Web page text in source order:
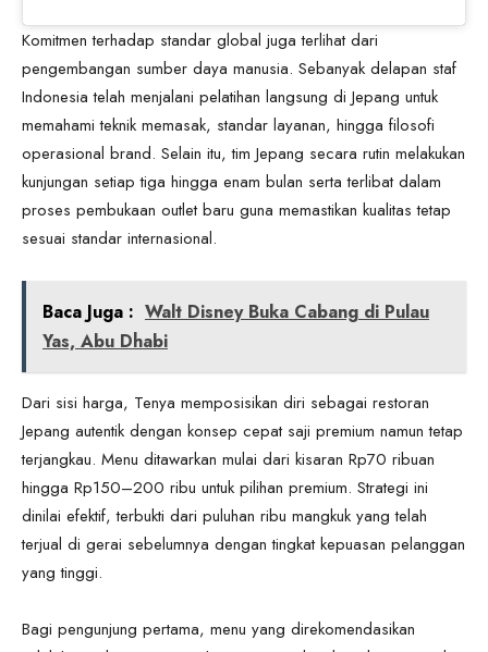
Komitmen terhadap standar global juga terlihat dari
pengembangan sumber daya manusia. Sebanyak delapan staf
Indonesia telah menjalani pelatihan langsung di Jepang untuk
memahami teknik memasak, standar layanan, hingga filosofi
operasional brand. Selain itu, tim Jepang secara rutin melakukan
kunjungan setiap tiga hingga enam bulan serta terlibat dalam
proses pembukaan outlet baru guna memastikan kualitas tetap
sesuai standar internasional.
Baca Juga : Walt Disney Buka Cabang di Pulau
Yas, Abu Dhabi
Dari sisi harga, Tenya memposisikan diri sebagai restoran
Jepang autentik dengan konsep cepat saji premium namun tetap
terjangkau. Menu ditawarkan mulai dari kisaran Rp70 ribuan
hingga Rp150–200 ribu untuk pilihan premium. Strategi ini
dinilai efektif, terbukti dari puluhan ribu mangkuk yang telah
terjual di gerai sebelumnya dengan tingkat kepuasan pelanggan
yang tinggi.
Bagi pengunjung pertama, menu yang direkomendasikan